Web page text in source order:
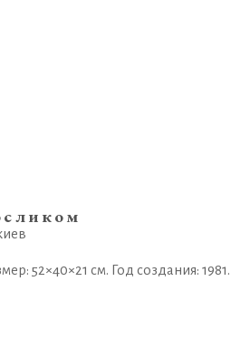
52×40×21 см. Год создания: 1981.